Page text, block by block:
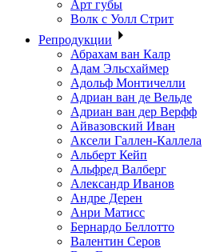
Арт губы
Волк с Уолл Стрит
Репродукции
Абрахам ван Калр
Адам Эльсхаймер
Адольф Монтичелли
Адриан ван де Вельде
Адриан ван дер Верфф
Айвазовский Иван
Аксели Галлен-Каллела
Альберт Кейп
Альфред Валберг
Александр Иванов
Андре Дерен
Анри Матисс
Бернардо Беллотто
Валентин Серов